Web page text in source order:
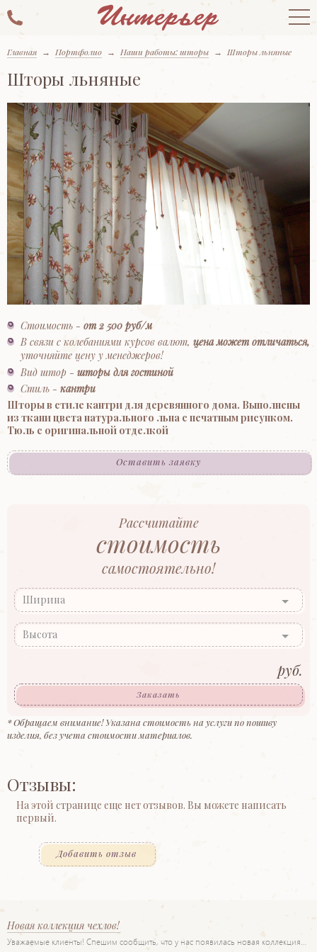
Главная → Портфолио → Наши работы: шторы → Шторы льняные
Шторы льняные
Стоимость -от 2 500 руб/м
В связи с колебаниями курсов валют,цена может отличаться,
уточняйте цену у менеджеров!
Вид штор -шторы для гостиной
Стиль -кантри
Шторы в стиле кантри для деревянного дома. Выполнены
из ткани цвета натурального льна с печатным рисунком.
Тюль с оригинальной отделкой
Оставить заявку
Рассчитайте
стоимость
самостоятельно!
Ширина
Высота
руб.
Заказать
* Обращаем внимание! Указана стоимость на услуги по пошиву
изделия, без учета стоимости материалов.
Отзывы:
На этой странице еще нет отзывов. Вы можете написать
первый.
Добавить отзыв
Новая коллекция чехлов!
Уважаемые клиенты! Спешим сообщить, что у нас появилась новая коллекция…